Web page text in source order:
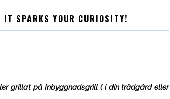
IT SPARKS YOUR CURIOSITY!
grillat påInbyggnadsgrill ( i din trädgård eller